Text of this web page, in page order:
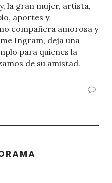
la gran mujer, artista,
aportes y
compañera amorosa y
Ingram, deja una
para quienes la
de su amistad.